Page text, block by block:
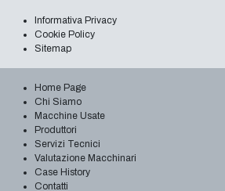
Informativa Privacy
Cookie Policy
Sitemap
Home Page
Chi Siamo
Macchine Usate
Produttori
Servizi Tecnici
Valutazione Macchinari
Case History
Contatti